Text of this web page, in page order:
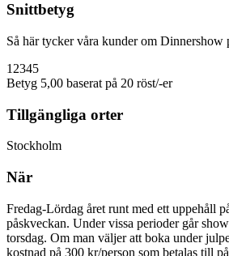
Snittbetyg
Så här tycker våra kunder om Dinnershow
1 2345
Betyg 5,00 baserat på 20 röst/-er
Tillgängliga orter
Stockholm
När
Fredag-Lördag året runt med ett uppehåll
påskveckan. Under vissa perioder går
torsdag. Om man väljer att boka under
kostnad på 300 kr/person som betalas till